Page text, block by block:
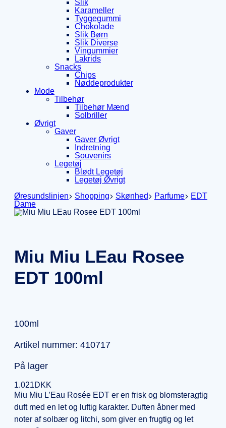
Slik
Karameller
Tyggegummi
Chokolade
Slik Børn
Slik Diverse
Vingummier
Lakrids
Snacks
Chips
Nøddeprodukter
Mode
Tilbehør
Tilbehør Mænd
Solbriller
Øvrigt
Gaver
Gaver Øvrigt
Indretning
Souvenirs
Legetøj
Blødt Legetøj
Legetøj Øvrigt
Øresundslinjen
Shopping Skønhed Parfume
EDT
Dame
Miu Miu LEau Rosee
EDT 100ml
100ml
Artikel nummer: 410717
På lager
1.021DKK
Miu Miu L’Eau Rosée EDT er en frisk og blomsteragtig
duft med en let og luftig karakter. Duften åbner med
noter af solbær og litchi, som giver en frugtig og let